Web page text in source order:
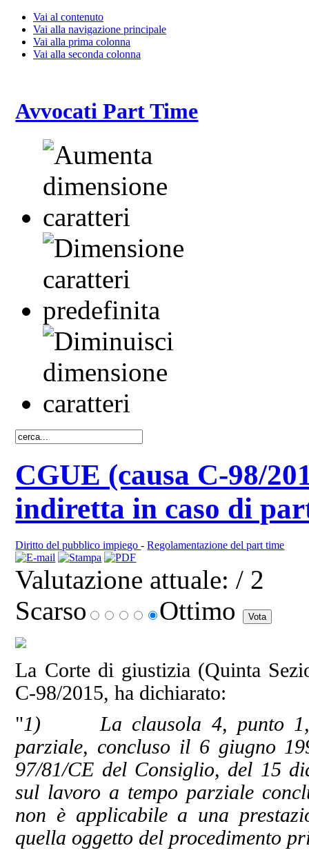
Vai al contenuto
Vai alla navigazione principale
Vai alla prima colonna
Vai alla seconda colonna
Avvocati Part Time
CGUE (causa C-98/
indiretta in caso di
Diritto del pubblico impiego-Regolamentazione del part time
Valutazione attuale: / 2
Scarso
Ottimo
La Corte di giustizia (Quinta
C-98/2015, ha dichiarato:
"1) La clausola 4, punto
parziale, concluso il 6 giugno
97/81/CE del Consiglio, del 15
sul lavoro a tempo parziale
non è applicabile a una
quella oggetto del procedimento